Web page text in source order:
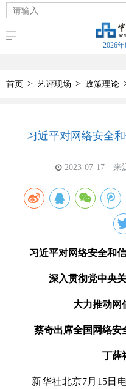
2026
首页 > 艺评现场 > 政策理论
习近平对网络安全
2023-07-17 来
习近平对网络安全和
深入贯彻党中央
大力推动网
蔡奇出席全国网络安
丁薛
新华社北京7月15日